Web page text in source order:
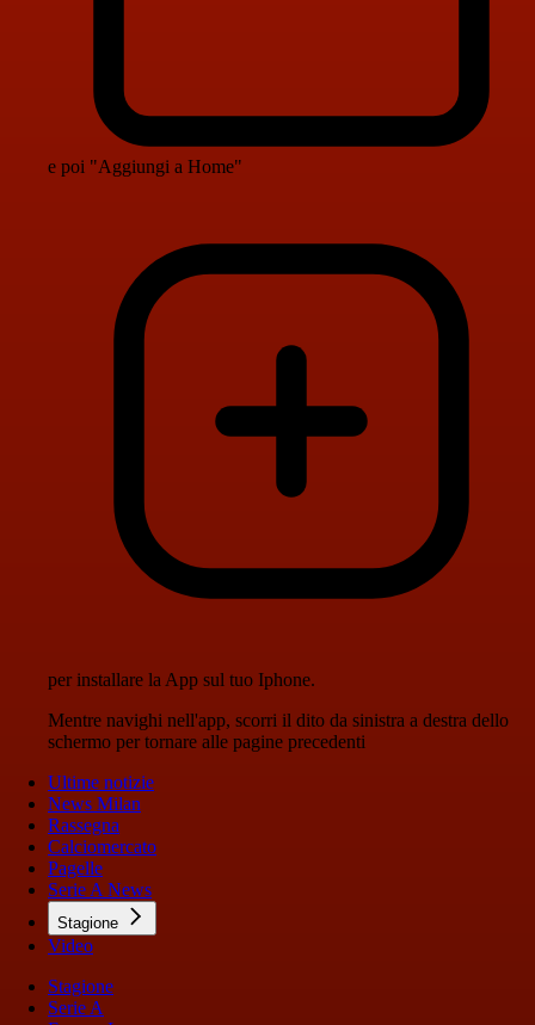
e poi "Aggiungi a Home"
per installare la App sul tuo Iphone.
Mentre navighi nell'app, scorri il dito da sinistra a destra dello
schermo per tornare alle pagine precedenti
Ultime notizie
News Milan
Rassegna
Calciomercato
Pagelle
Serie A News
Stagione
Video
Stagione
Serie A